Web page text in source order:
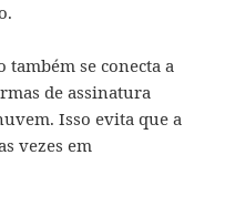
também se conecta a
de assinatura
Isso evita que a
vezes em